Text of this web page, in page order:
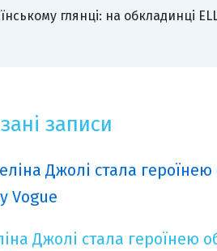
глянці: на обкладинці
записи
Джолі стала героїнею